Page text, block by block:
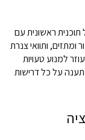
ראשונית עם
ותוואי צנרת
למנוע טעויות
על כל דרישות